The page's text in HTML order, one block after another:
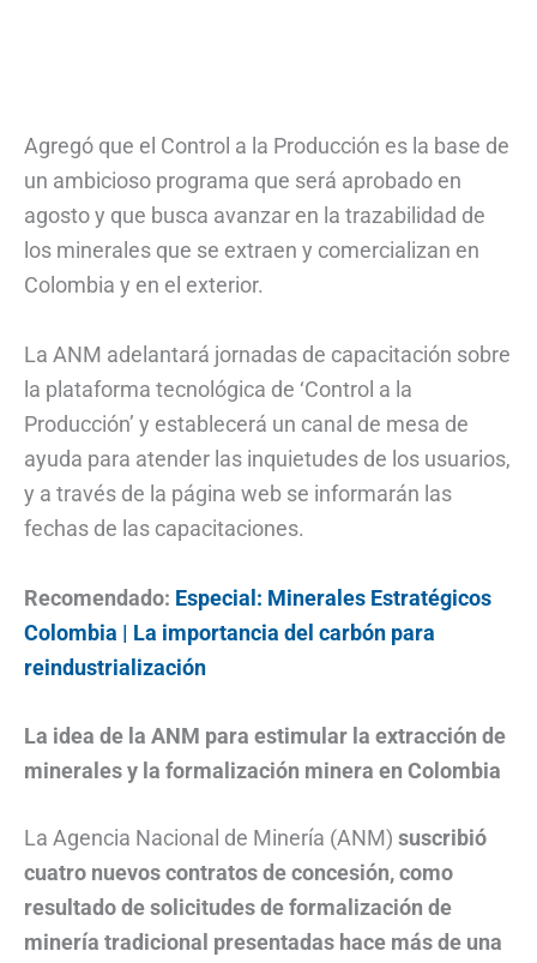
Agregó que el Control a la Producción es la base de
un ambicioso programa que será aprobado en
agosto y que busca avanzar en la trazabilidad de
los minerales que se extraen y comercializan en
Colombia y en el exterior.
La ANM adelantará jornadas de capacitación sobre
la plataforma tecnológica de ‘Control a la
Producción’ y establecerá un canal de mesa de
ayuda para atender las inquietudes de los usuarios,
y a través de la página web se informarán las
fechas de las capacitaciones.
Recomendado: Especial: Minerales Estratégicos
Colombia | La importancia del carbón para
reindustrialización
La idea de la ANM para estimular la extracción de
mineralesy la formalización minera en Colombia
La Agencia Nacional de Minería (ANM) suscribió
cuatro nuevos contratos de concesión, como
resultado de solicitudes de formalización de
minería tradicional presentadas hace más de una